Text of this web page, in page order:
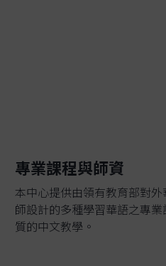
專業課程與師資
本中心提供由領有教育部對
師設計的多種學習華語之專
質的中文教學。